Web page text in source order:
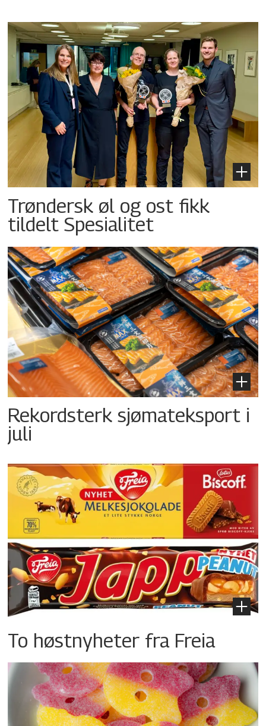
Trøndersk øl og ost fikk
tildelt Spesialitet
Rekordsterk sjømateksport i
juli
To høstnyheter fra Freia